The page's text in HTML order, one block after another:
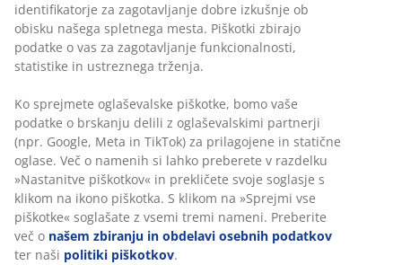
vsakodnevno uživanje.
Ideje za opremo balkona
Ureditev balkona je odlična priložnost, da ustvarimo majhen,
a prijeten zunanji kotiček za sprostitev. Z nekaj premišljenimi
idejami in izbranim vrtnim pohištvom lahko tudi manjši
balkon postane prostor za uživanje na svežem zraku.
Ena izmed idej je postavitevmajhne vrtne mizice
dveh zložljivih stolov. Takšno vrtno pohištvo je
praktično, saj ne zavzame veliko prostora, hkrati pa
omogoča prijetno pitje jutranje kave ali večerni pogovor.
Dodamo lahko mehke blazine, ki poskrbijo za večje
identifikatorje za zagotavljanje dobre izkušnje ob
obisku našega spletnega mesta. Piškotki zbirajo
podatke o vas za zagotavljanje funkcionalnosti,
statistike in ustreznega trženja.
Ko sprejmete oglaševalske piškotke, bomo vaše
podatke o brskanju delili z oglaševalskimi partnerji
(npr. Google, Meta in TikTok) za prilagojene in statične
oglase. Več o namenih si lahko preberete v razdelku
»Nastanitve piškotkov« in prekličete svoje soglasje s
klikom na ikono piškotka. S klikom na »Sprejmi vse
piškotke« soglašate z vsemi tremi nameni. Preberite
več o našem zbiranju in obdelavi osebnih podatkov
ter naši politiki piškotkov.